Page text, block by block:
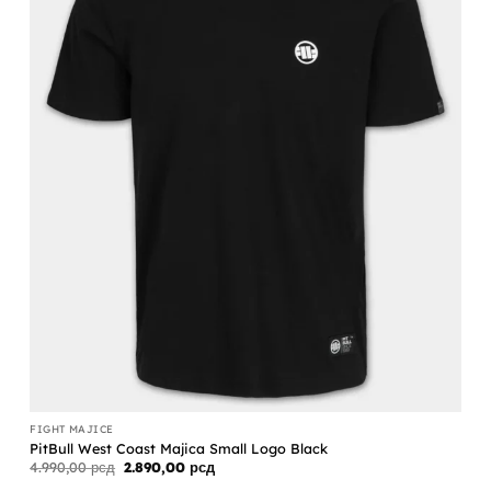
FIGHT MAJICE
PitBull West Coast Majica Small Logo Black
4.990,00рсд Originalna
2.890,00 рсдTrenutna
cena